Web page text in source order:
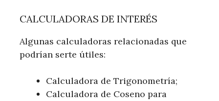
CALCULADORAS DE INTERÉS
Algunas calculadoras relacionadas que
podrían serte útiles:
Calculadora de Trigonometría;
Calculadora de Coseno para